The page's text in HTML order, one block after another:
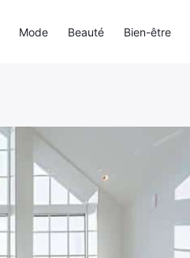
Mode Beauté Bien-être